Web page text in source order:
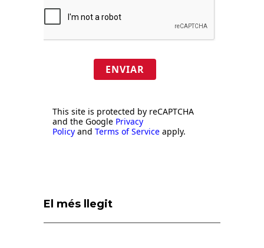
ENVIAR
This site is protected by reCAPTCHA
and the Google Privacy
Policy and Terms of Service apply.
El més llegit